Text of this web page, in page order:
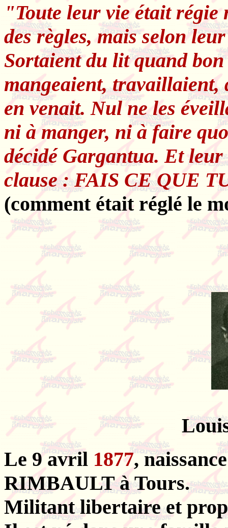
"Toute leur vie était régie
des règles, mais selon
Sortaient du lit quand
mangeaient,
en venait. Nul ne les
ni à manger, ni à faire
décidé Gargantua. Et
clause : FAIS CE QUE
(comment était réglé le
Le 9 avril 1877,
RIMBAULT à Tours.
Militant libertaire et